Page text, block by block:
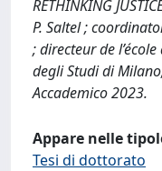
RETHINKING
P. Saltel ;
; directeur de
degli Studi di
Accademico 2023.
Appare nelle
Tesi di dottorato